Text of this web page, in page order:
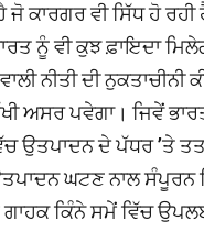
ਜੋ ਕਾਰਗਰ ਵੀ ਸਿੱਧ ਹੋ
ਨੂੰ ਵੀ ਕੁਝ ਫ਼ਾਇਦਾ
ਨੀਤੀ ਦੀ ਨੁਕਤਾਚੀਨੀ
ਅਸਰ ਪਵੇਗਾ। ਜਿਵੇਂ
ਉਤਪਾਦਨ ਦੇ ਪੱਧਰ ’ਤੇ
ਘਟਣ ਨਾਲ
ਕਿੰਨੇ ਸਮੇਂ ਵਿੱਚ